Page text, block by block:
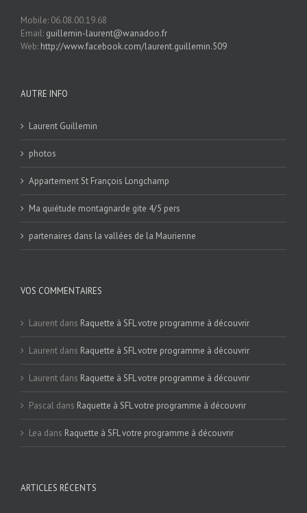
Mobile: 06.08.00.19.68
Email: guillemin-laurent@wanadoo.fr
Web: http://www.facebook.com/laurent.guillemin.509
AUTRE INFO
Laurent Guillemin
photos
Appartement St François Longchamp
Ma quiétude montagnarde gite 4/5 pers
partenaires dans la vallées de la Maurienne
VOS COMMENTAIRES
Laurent dans Raquette à SFL votre programme à découvrir
Laurent dans Raquette à SFL votre programme à découvrir
Laurent dans Raquette à SFL votre programme à découvrir
Pascal dans Raquette à SFL votre programme à découvrir
Lea dans Raquette à SFL votre programme à découvrir
ARTICLES RÉCENTS